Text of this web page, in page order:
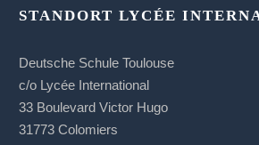
STANDORT LYCÉE
Deutsche Schule Toulouse
c/o Lycée International
33 Boulevard Victor Hugo
31773 Colomiers